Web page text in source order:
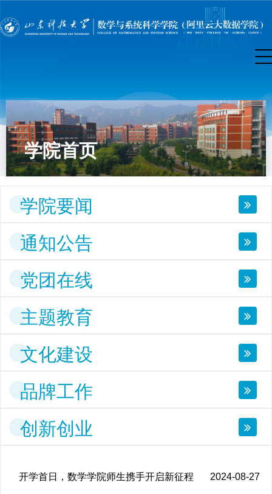
学院首页
学院要闻
通知公告
党团在线
主题教育
文化建设
品牌工作
创新创业
开学首日，数学学院师生携手开启新征程 2024-08-27